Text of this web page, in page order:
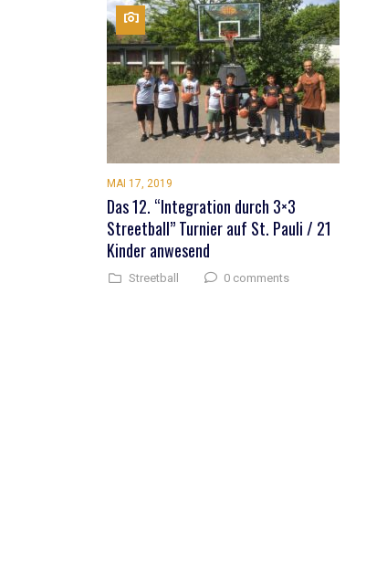
MAI 17, 2019
Das 12. “Integration durch 3×3
Streetball” Turnier auf St. Pauli / 21
Kinder anwesend
Streetball 0 comments